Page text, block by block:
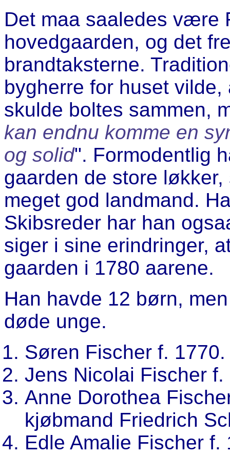
Det maa saaledes være
hovedgaarden, og det
brandtaksterne.
bygherre for huset
skulde boltes sammen,
kan endnu komme en
og solid". Formodentlig
gaarden de store
meget god landmand.
Skibsreder har han
siger i sine erindringer,
gaarden i 1780 aarene.
Han havde 12 børn,
døde unge.
Søren Fischer f. 1770.
Jens Nicolai Fischer
Anne Dorothea
kjøbmand Friedrich
Edle Amalie Fischer